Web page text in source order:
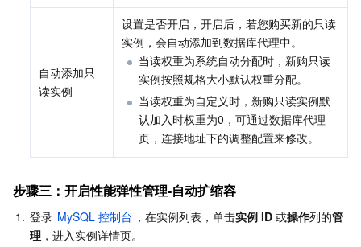
自动添加只
读实例
设置是否开启，开启后，若您购买新的只读
实例，会自动添加到数据库代理中。
当读权重为系统自动分配时，新购只读
实例按照规格大小默认权重分配。
当读权重为自定义时，新购只读实例默
认加入时权重为0，可通过数据库代理
页，连接地址下的调整配置来修改。
步骤三：开启性能弹性管理-自动扩缩容
1. 登录 MySQL 控制台 ，在实例列表，单击实例 ID 或操作列的管
理 ，进入实例详情页。